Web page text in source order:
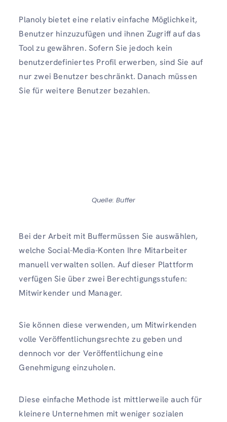
Planoly bietet eine relativ einfache Möglichkeit,
Benutzer hinzuzufügen und ihnen Zugriff auf das
Tool zu gewähren. Sofern Sie jedoch kein
benutzerdefiniertes Profil erwerben, sind Sie auf
nur zwei Benutzer beschränkt. Danach müssen
Sie für weitere Benutzer bezahlen.
Quelle: Buffer
Bei der Arbeit mit Buffermüssen Sie auswählen,
welche Social-Media-Konten Ihre Mitarbeiter
manuell verwalten sollen. Auf dieser Plattform
verfügen Sie über zwei Berechtigungsstufen:
Mitwirkender und Manager.
Sie können diese verwenden, um Mitwirkenden
volle Veröffentlichungsrechte zu geben und
dennoch vor der Veröffentlichung eine
Genehmigung einzuholen.
Diese einfache Methode ist mittlerweile auch für
kleinere Unternehmen mit weniger sozialen